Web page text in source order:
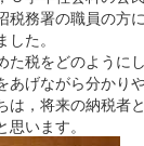
税務署の職員の方
た。
た税をどのように
あげながら分かり
は，将来の納税者
います。